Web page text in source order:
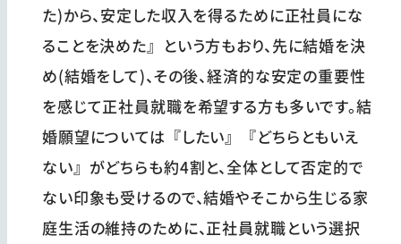
た)から、安定した収入を得るために正社員にな
ることを決めた』という方もおり、先に結婚を決
め(結婚をして)、その後、経済的な安定の重要性
を感じて正社員就職を希望する方も多いです。結
婚願望については『したい』『どちらともいえ
ない』がどちらも約4割と、全体として否定的で
ない印象も受けるので、結婚やそこから生じる家
庭生活の維持のために、正社員就職という選択